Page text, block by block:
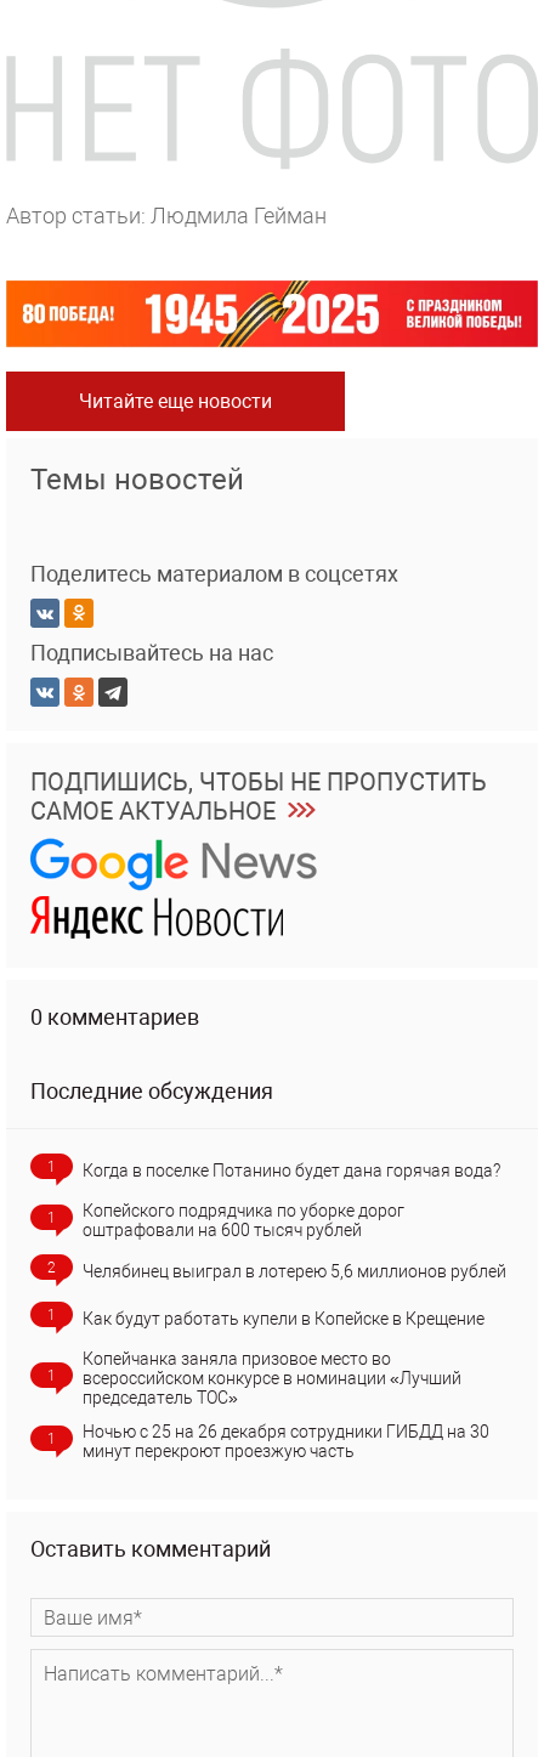
Автор статьи: Людмила Гейман
Читайте еще новости
Темы новостей
Поделитесь материалом в соцсетях
Подписывайтесь на нас
ПОДПИШИСЬ, ЧТОБЫ НЕ ПРОПУСТИТЬ
САМОЕ АКТУАЛЬНОЕ
0 комментариев
Последние обсуждения
1 Когда в поселке Потанино будет дана горячая вода?
1
Копейского подрядчика по уборке дорог
оштрафовали на 600 тысяч рублей
2 Челябинец выиграл в лотерею 5,6 миллионов рублей
1 Как будут работать купели в Копейске в Крещение
1
Копейчанка заняла призовое место во
всероссийском конкурсе в номинации «Лучший
председатель ТОС»
1
Ночью с 25 на 26 декабря сотрудники ГИБДД на 30
минут перекроют проезжую часть
Оставить комментарий